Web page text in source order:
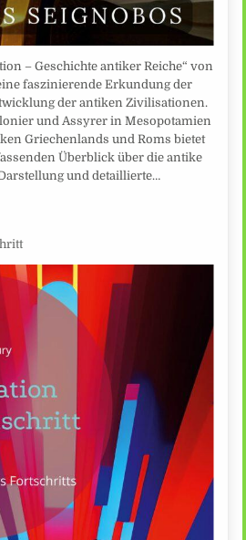
– Geschichte antiker Reiche“ von
faszinierende Erkundung der
der antiken Zivilisationen.
und Assyrer in Mesopotamien
Griechenlands und Roms bietet
Überblick über die antike
und detaillierte…